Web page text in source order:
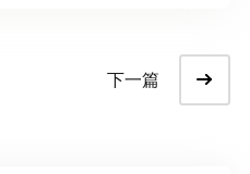
下一篇